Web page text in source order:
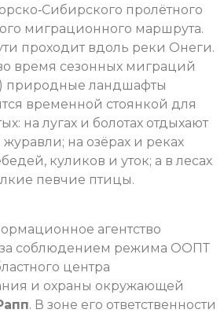
пролётного
миграционного маршрута.
проходит вдоль реки Онеги.
время сезонных миграций
природные ландшафты
временной стоянкой для
на лугах и болотах отдыхают
на озёрах и реках
куликов и уток; а в лесах
певчие птицы.
агентство
за соблюдением режима ООПТ
центра
и охраны окружающей
. В зоне его ответственности